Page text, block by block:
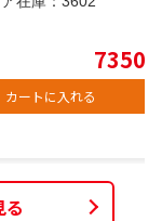
7350
カートに入れる
る